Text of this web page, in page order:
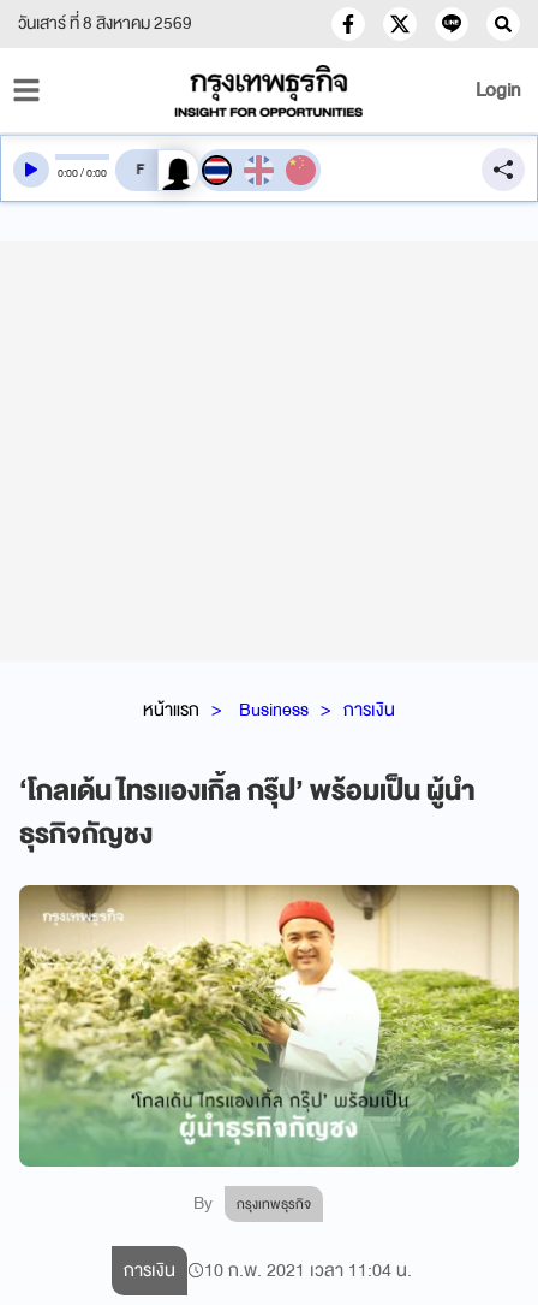
วันเสาร์ ที่ 8 สิงหาคม 2569
Login
หน้าแรก Business การเงิน
‘โกลเด้น ไทรแองเกิ้ล กรุ๊ป’ พร้อมเป็น ผู้นำ
ธุรกิจกัญชง
By กรุงเทพธุรกิจ
0:00/0:00 สลับเสียงอ่าน
การเงิน 10 ก.พ. 2021 เวลา 11:04 น.